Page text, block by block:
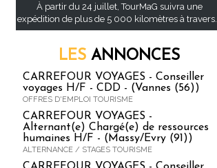
À partir du 24 juillet, TourMaG suivra une
expédition de plus de 5 000 kilomètres à travers...
LES ANNONCES
CARREFOUR VOYAGES - Conseiller
voyages H/F - CDD - (Vannes (56))
OFFRES D'EMPLOI TOURISME
CARREFOUR VOYAGES -
Alternant(e) Chargé(e) de ressources
humaines H/F - (Massy/Evry (91))
ALTERNANCE / STAGES TOURISME